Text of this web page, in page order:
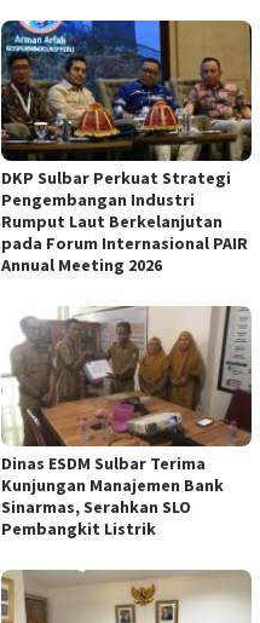
DKP Sulbar Perkuat Strategi
Pengembangan Industri
Rumput Laut Berkelanjutan
pada Forum Internasional PAIR
Annual Meeting 2026
Dinas ESDM Sulbar Terima
Kunjungan Manajemen Bank
Sinarmas, Serahkan SLO
Pembangkit Listrik